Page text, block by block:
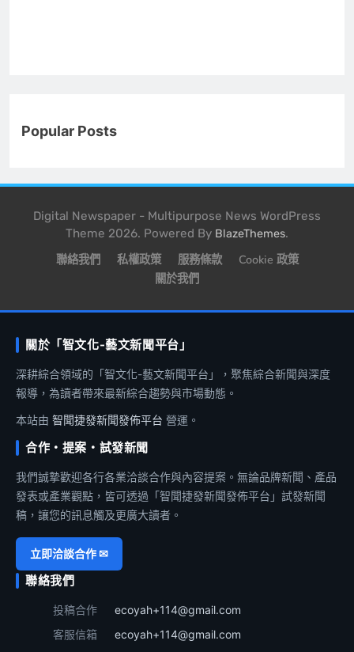
Popular Posts
Digital Newspaper - Multipurpose News WordPress
Theme 2026. Powered By BlazeThemes.
聯絡我們 私權政策 服務條款
Cookie 政策
關於我們
關於「智文化-藝文新聞平台」
深耕綜合領域的「智文化-藝文新聞平台」，聚焦綜合新聞與深度
報導，為讀者帶來最新綜合趨勢與市場動態。
本站由 智聞捷發新聞發佈平台 營運。
合作・提案・試發新聞
我們誠摯歡迎各行各業洽談合作與內容提案。無論品牌新聞、產品
發表或產業觀點，皆可透過「智聞捷發新聞發佈平台」試發新聞
稿，讓您的訊息觸及更廣大讀者。
立即洽談合作 ✉
聯絡我們
投稿合作
ecoyah+114@gmail.com
客服信箱
ecoyah+114@gmail.com